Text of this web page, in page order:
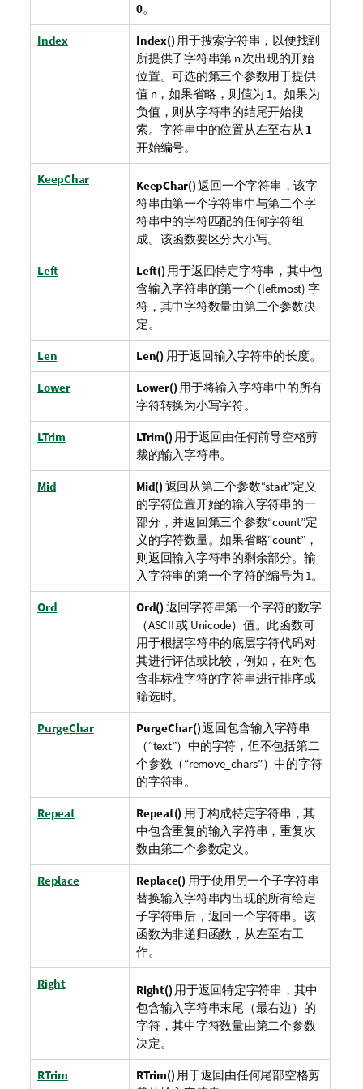
0。
Index Index() 用于搜索字符串，以便找到
所提供子字符串第 n 次出现的开始
位置。可选的第三个参数用于提供
值 n，如果省略，则值为 1。如果为
负值，则从字符串的结尾开始搜
索。字符串中的位置从左至右从 1
开始编号。
KeepChar KeepChar()返回一个字符串，该字
符串由第一个字符串中与第二个字
符串中的字符匹配的任何字符组
成。该函数要区分大小写。
Left Left() 用于返回特定字符串，其中包
含输入字符串的第一个 (leftmost) 字
符，其中字符数量由第二个参数决
定。
Len Len() 用于返回输入字符串的长度。
Lower Lower() 用于将输入字符串中的所有
字符转换为小写字符。
LTrim LTrim() 用于返回由任何前导空格剪
裁的输入字符串。
Mid Mid() 返回从第二个参数“start”定义
的字符位置开始的输入字符串的一
部分，并返回第三个参数“count”定
义的字符数量。如果省略“count”，
则返回输入字符串的剩余部分。输
入字符串的第一个字符的编号为 1。
Ord Ord() 返回字符串第一个字符的数字
（ASCII 或 Unicode）值。此函数可
用于根据字符串的底层字符代码对
其进行评估或比较，例如，在对包
含非标准字符的字符串进行排序或
筛选时。
PurgeChar PurgeChar()返回包含输入字符串
（“text”）中的字符，但不包括第二
个参数（“remove_chars”）中的字符
的字符串。
Repeat Repeat() 用于构成特定字符串，其
中包含重复的输入字符串，重复次
数由第二个参数定义。
Replace Replace() 用于使用另一个子字符串
替换输入字符串内出现的所有给定
子字符串后，返回一个字符串。该
函数为非递归函数，从左至右工
作。
Right Right() 用于返回特定字符串，其中
包含输入字符串末尾（最右边）的
字符，其中字符数量由第二个参数
决定。
RTrim RTrim() 用于返回由任何尾部空格剪